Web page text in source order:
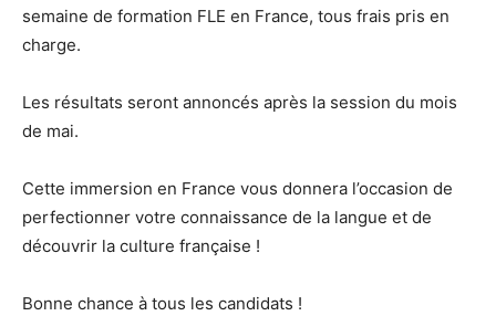
semaine de formation FLE en France, tous frais pris en
charge.
Les résultats seront annoncés après la session du mois
de mai.
Cette immersion en France vous donnera l’occasion de
perfectionner votre connaissance de la langue et de
découvrir la culture française !
Bonne chance à tous les candidats !